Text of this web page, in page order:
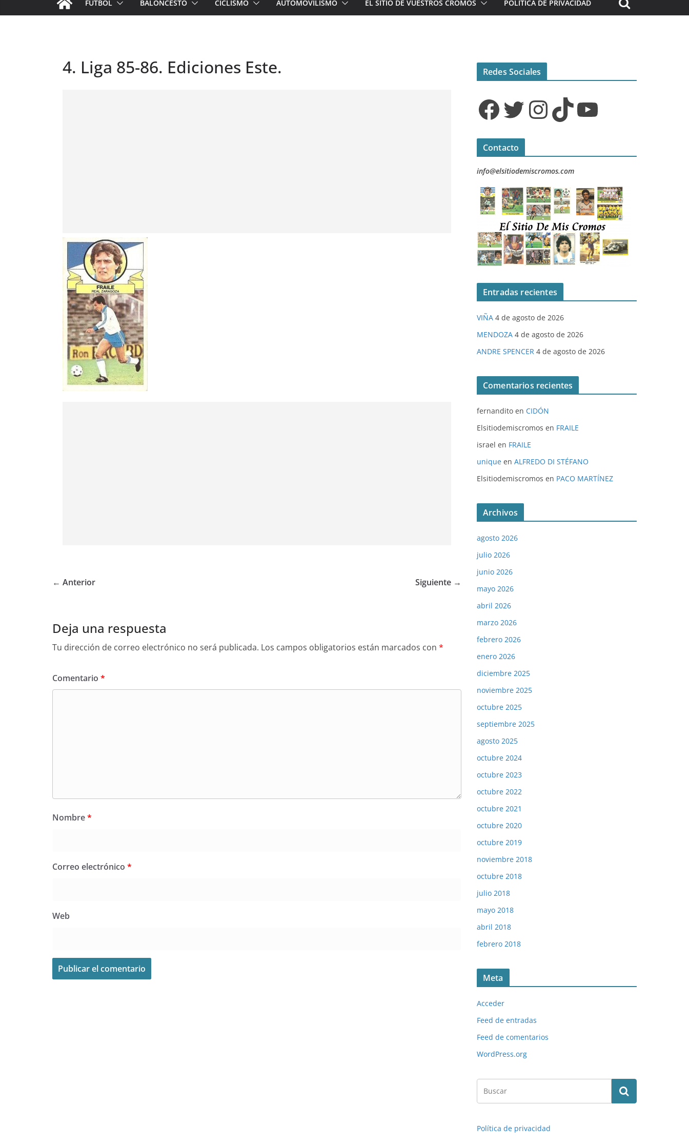
FÚTBOL BALONCESTO CICLISMO AUTOMOVILISMO EL SITIO DE VUESTROS CROMOS POLÍTICA DE PRIVACIDAD
4. Liga 85-86. Ediciones Este.
← Anterior Siguiente →
Deja una respuesta
Tu dirección de correo electrónico no será publicada. Los campos obligatorios están marcados con *
Comentario *
Nombre*
Correo electrónico *
Web
Redes Sociales
Facebook Twitter InstagramTikTok YouTube
Contacto
info@elsitiodemiscromos.com
Entradas recientes
VIÑA 4 de agosto de 2026
MENDOZA 4 de agosto de 2026
ANDRE SPENCER 4 de agosto de 2026
Comentarios recientes
fernandito en CIDÓN
Elsitiodemiscromos en FRAILE
israel en FRAILE
unique en ALFREDO DI STÉFANO
Elsitiodemiscromos en PACO MARTÍNEZ
Archivos
agosto 2026
julio 2026
junio 2026
mayo 2026
abril 2026
marzo 2026
febrero 2026
enero 2026
diciembre 2025
noviembre 2025
octubre 2025
septiembre 2025
agosto 2025
octubre 2024
octubre 2023
octubre 2022
octubre 2021
octubre 2020
octubre 2019
noviembre 2018
octubre 2018
julio 2018
mayo 2018
abril 2018
febrero 2018
Meta
Acceder
Feed de entradas
Feed de comentarios
WordPress.org
Política de privacidad